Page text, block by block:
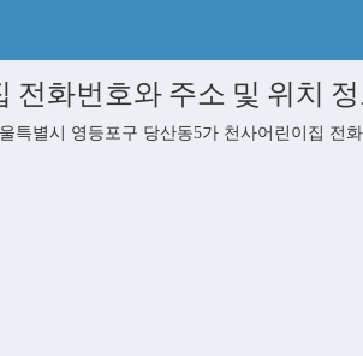
화번호와 주소 및 위치 정
특별시 영등포구 당산동5가 천사어린이집 전